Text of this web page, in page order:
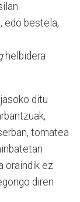
edo bestela,
helbidera
ditu
tomatea
oraindik ez
diren